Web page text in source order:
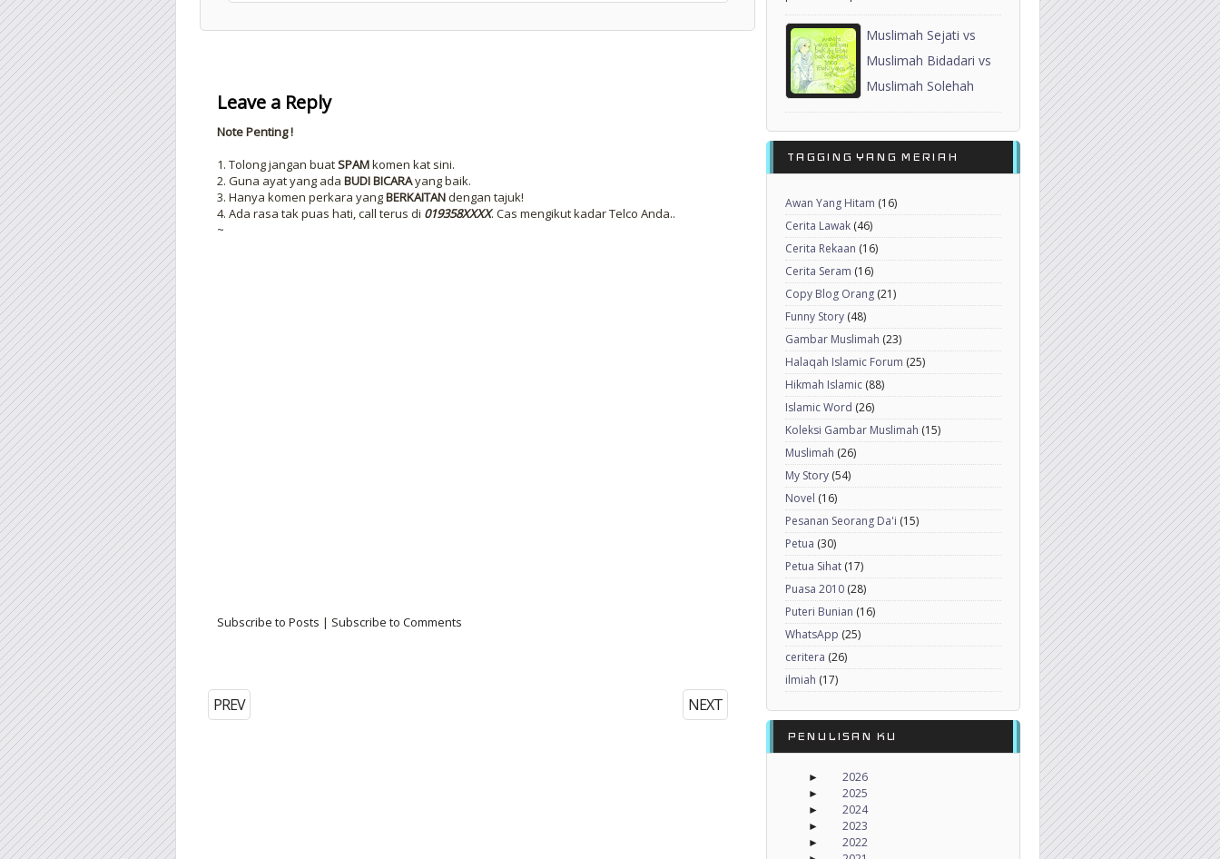
Leave a Reply
Note Penting !
1. Tolong jangan buatSPAMkomen kat sini.
2. Guna ayat yang ada BUDI BICARAyang baik.
3. Hanya komen perkara yangBERKAITANdengan tajuk!
4. Ada rasa tak puas hati, call terus di 019358XXXX. Cas mengikut kadar Telco Anda..
~
Subscribe to Posts | Subscribe to Comments
NEXT
PREV
Muslimah Sejati vs
Muslimah Bidadari vs
Muslimah Solehah
TAGGING YANG MERIAH
Awan Yang Hitam (16)
Cerita Lawak (46)
Cerita Rekaan (16)
Cerita Seram (16)
Copy Blog Orang (21)
Funny Story (48)
Gambar Muslimah (23)
Halaqah Islamic Forum (25)
Hikmah Islamic (88)
Islamic Word (26)
Koleksi Gambar Muslimah (15)
Muslimah (26)
My Story (54)
Novel (16)
Pesanan Seorang Da'i (15)
Petua (30)
Petua Sihat (17)
Puasa 2010 (28)
Puteri Bunian (16)
WhatsApp (25)
ceritera (26)
ilmiah (17)
PENULISAN KU
► 2026
► 2025
► 2024
► 2023
► 2022